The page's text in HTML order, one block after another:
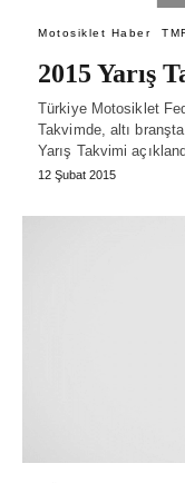
Motosiklet Haber
2015 Yarış
Türkiye Motosiklet
Takvimde, altı
Yarış Takvimi
12 Şubat 2015